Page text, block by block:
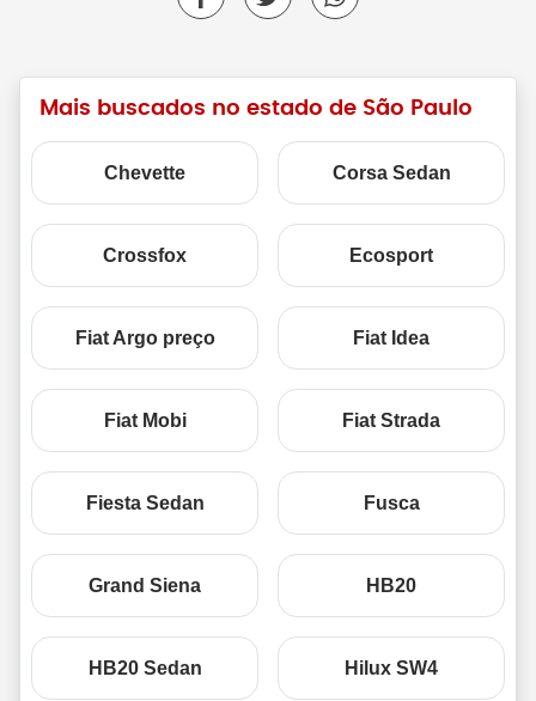
Mais buscados no estado de São Paulo
Chevette Corsa Sedan
Crossfox Ecosport
Fiat Argo preço Fiat Idea
Fiat Mobi Fiat Strada
Fiesta Sedan Fusca
Grand Siena HB20
HB20 Sedan Hilux SW4